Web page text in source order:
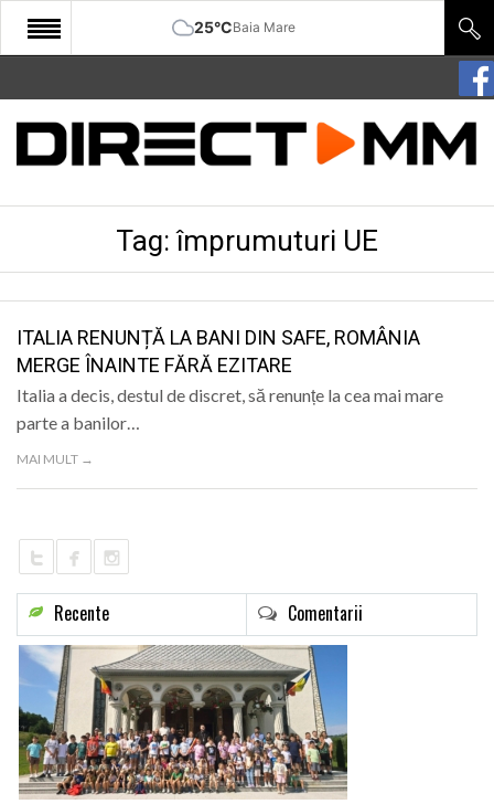
25°CBaia Mare
START
COMUNITATE
SANATATE
SPORT
SPECIAL
POLITIC
Tag:împrumuturi UE
ITALIA RENUNȚĂ LA BANI DIN SAFE, ROMÂNIA
MERGE ÎNAINTE FĂRĂ EZITARE
Italia a decis, destul de discret, să renunțe la cea mai mare
parte a banilor…
MAI MULT →
Recente Comentarii